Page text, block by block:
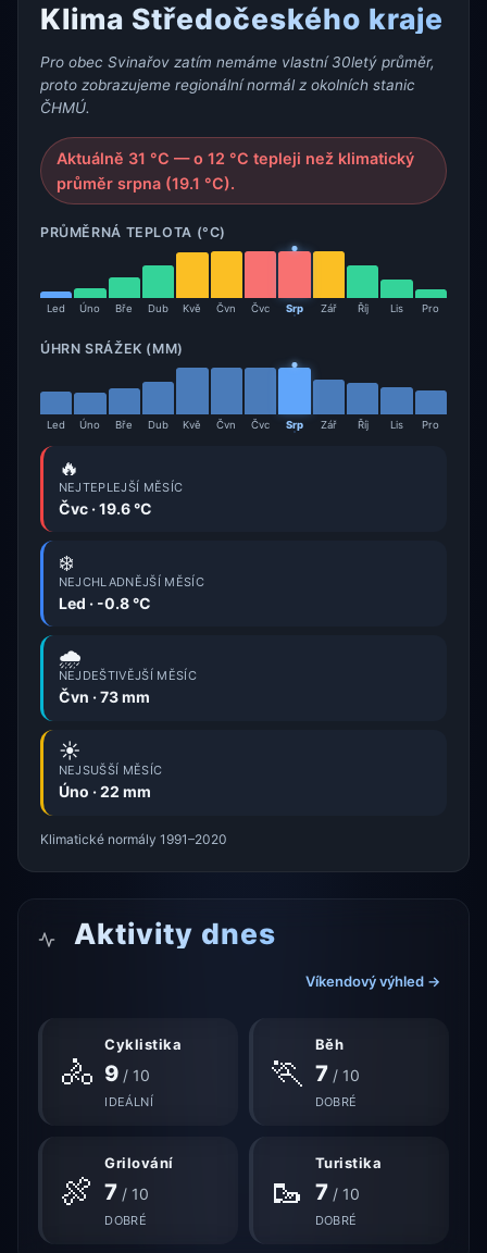
Klima Středočeského kraje
Pro obec Svinařov zatím nemáme vlastní 30letý průměr,
proto zobrazujeme regionální normál z okolních stanic
ČHMÚ.
Aktuálně 31 °C — o 12 °C tepleji než klimatický
průměr srpna (19.1 °C).
PRŮMĚRNÁ TEPLOTA (°C)
Led Úno Bře Dub Kvě Čvn Čvc Srp Zář Říj Lis Pro
ÚHRN SRÁŽEK (MM)
Led Úno Bře Dub Kvě Čvn Čvc Srp Zář Říj Lis Pro
🔥
NEJTEPLEJŠÍ MĚSÍC
Čvc · 19.6 °C
❄️
NEJCHLADNĚJŠÍ MĚSÍC
Led · -0.8 °C
🌧️
NEJDEŠTIVĚJŠÍ MĚSÍC
Čvn · 73 mm
☀️
NEJSUŠŠÍ MĚSÍC
Úno · 22 mm
Klimatické normály 1991–2020
Aktivity dnes
Víkendový výhled →
🚴
Cyklistika
9 / 10
IDEÁLNÍ
🏃
Běh
7 / 10
DOBRÉ
🍖
Grilování
7 / 10
DOBRÉ
🥾
Turistika
7 / 10
DOBRÉ